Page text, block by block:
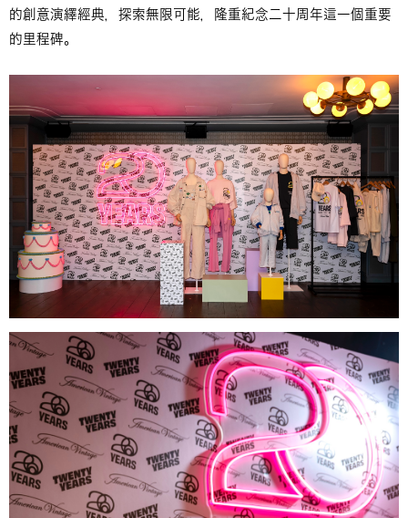
的創意演繹經典，探索無限可能，隆重紀念二十周年這一個重要
的里程碑。